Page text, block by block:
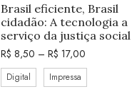
Brasil eficiente, Brasil
cidadão: A tecnologia a
serviço da justiça social
R$ 8,50 – R$ 17,00
Digital Impressa